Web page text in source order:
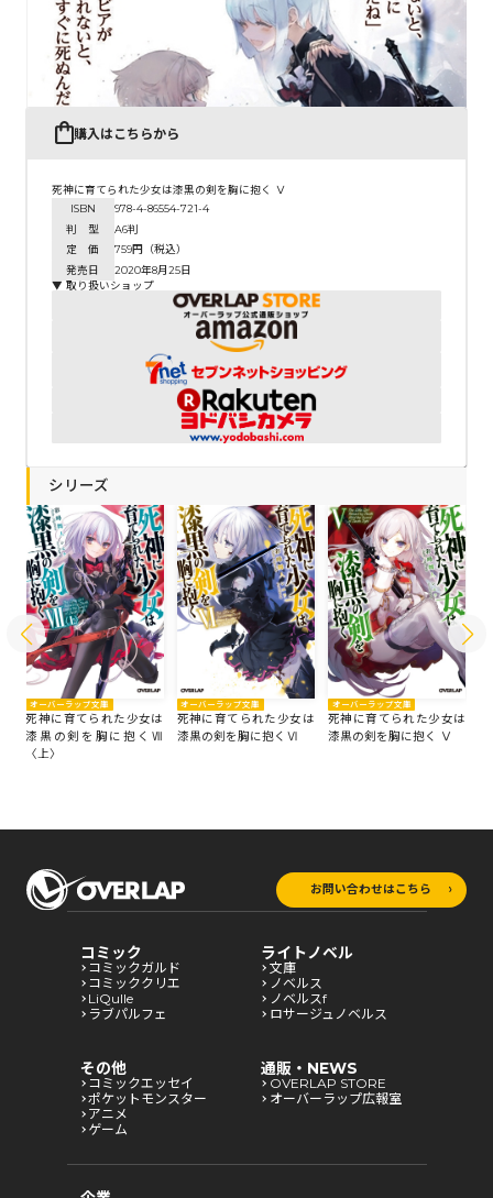
購入はこちらから
死神に育てられた少女は漆黒の剣を胸に抱く Ⅴ
ISBN
978-4-86554-721-4
判 型
A6判
定 価
759円（税込）
発売日
2020年8月25日
▼ 取り扱いショップ
シリーズ
オーバーラップ文庫
死神に育てられた少女は
漆黒の剣を胸に抱くⅦ
〈上〉
オーバーラップ文庫
死神に育てられた少女は
漆黒の剣を胸に抱くⅥ
オーバーラップ文庫
死神に育てられた少女は
漆黒の剣を胸に抱く Ⅴ
お問い合わせはこちら
コミック
コミックガルド
コミッククリエ
LiQulle
ラブパルフェ
ライトノベル
文庫
ノベルス
ノベルスf
ロサージュノベルス
その他
コミックエッセイ
ポケットモンスター
アニメ
ゲーム
通販・NEWS
OVERLAP STORE
オーバーラップ広報室